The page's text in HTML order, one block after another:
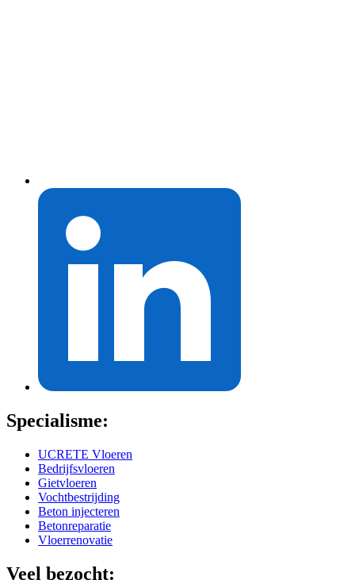
Specialisme:
UCRETE Vloeren
Bedrijfsvloeren
Gietvloeren
Vochtbestrijding
Beton injecteren
Betonreparatie
Vloerrenovatie
Veel bezocht: